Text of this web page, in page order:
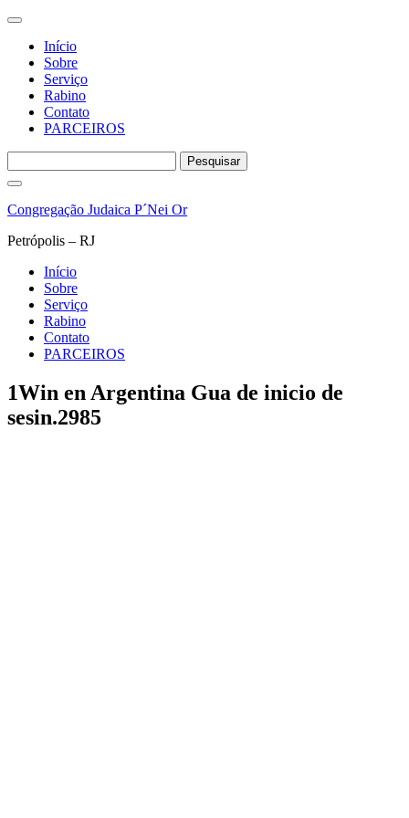
Início
Sobre
Serviço
Rabino
Contato
PARCEIROS
por:
Pular
o
Congregação Judaica P´Nei Or
Petrópolis – RJ
Início
Sobre
Serviço
Rabino
Contato
PARCEIROS
1Win en Argentina Gua de inicio de
sesin.2985